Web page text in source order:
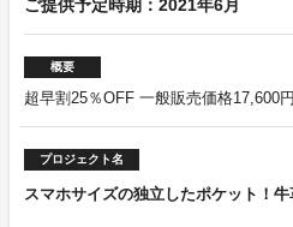
ご提供予定時期：2021年6月
概要
超早割25％OFF 一般販売価格17,600
プロジェクト名
スマホサイズの独立したポケット！